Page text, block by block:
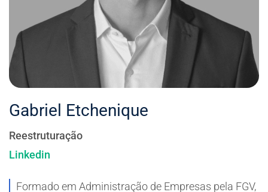
Gabriel Etchenique
Reestruturação
Linkedin
Formado em Administração de Empresas pela FGV,